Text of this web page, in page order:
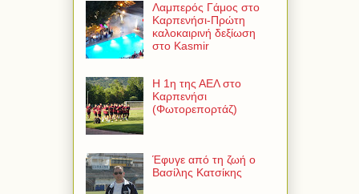
Λαμπερός Γάμος στο
Καρπενήσι-Πρώτη
καλοκαιρινή δεξίωση
στο Kasmir
Η 1η της ΑΕΛ στο
Καρπενήσι
(Φωτορεπορτάζ)
Έφυγε από τη ζωή ο
Βασίλης Κατσίκης